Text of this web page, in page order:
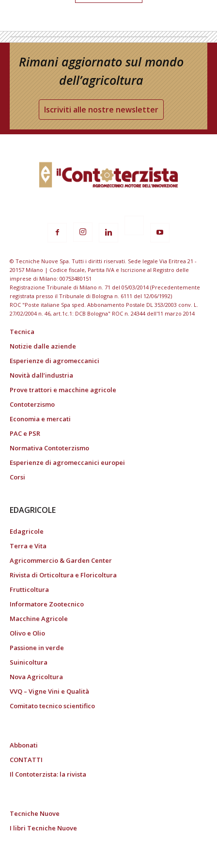
Rimani aggiornato sul mondo
dell’agricoltura
Iscriviti alle nostre newsletter
© Tecniche Nuove Spa. Tutti i diritti riservati. Sede legale Via Eritrea 21 -
20157 Milano | Codice fiscale, Partita IVA e Iscrizione al Registro delle
imprese di Milano: 00753480151
Registrazione Tribunale di Milano n. 71 del 05/03/2014 (Precedentemente
registrata presso il Tribunale di Bologna n. 6111 del 12/06/1992)
ROC "Poste italiane Spa sped. Abbonamento Postale DL 353/2003 conv. L.
27/02/2004 n. 46, art.1c.1: DCB Bologna" ROC n. 24344 dell'11 marzo 2014
Tecnica
Notizie dalle aziende
Esperienze di agromeccanici
Novità dall’industria
Prove trattori e macchine agricole
Contoterzismo
Economia e mercati
PAC e PSR
Normativa Contoterzismo
Esperienze di agromeccanici europei
Corsi
EDAGRICOLE
Edagricole
Terra e Vita
Agricommercio & Garden Center
Rivista di Orticoltura e Floricoltura
Frutticoltura
Informatore Zootecnico
Macchine Agricole
Olivo e Olio
Passione in verde
Suinicoltura
Nova Agricoltura
VVQ – Vigne Vini e Qualità
Comitato tecnico scientifico
Abbonati
CONTATTI
Il Contoterzista: la rivista
Tecniche Nuove
I libri Tecniche Nuove